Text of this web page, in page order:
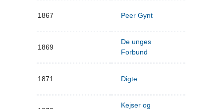
1867 Peer Gynt
1869
De unges
Forbund
1871 Digte
Kejser og